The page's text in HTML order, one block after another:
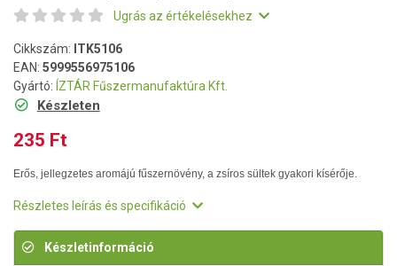
Ugrás az értékelésekhez
Cikkszám: ITK5106
EAN: 5999556975106
Gyártó: ÍZTÁR Fűszermanufaktúra Kft.
Készleten
235 Ft
Erős, jellegzetes aromájú fűszernövény, a zsíros sültek gyakori kísérője.
Részletes leírás és specifikáció
Készletinformáció